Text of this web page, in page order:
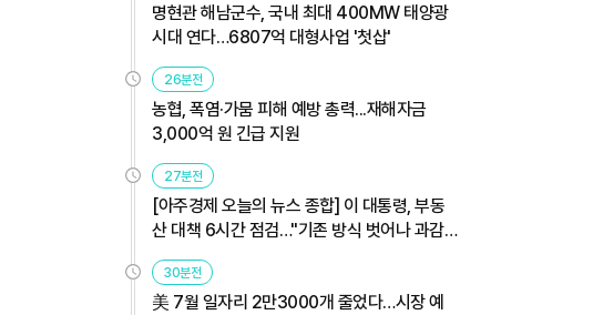
명현관 해남군수, 국내 최대 400MW 태양광
시대 연다…6807억 대형사업 '첫삽'
26분전
농협, 폭염·가뭄 피해 예방 총력...재해자금
3,000억 원 긴급 지원
27분전
[아주경제 오늘의 뉴스 종합] 이 대통령, 부동
산 대책 6시간 점검…"기존 방식 벗어나 과감
히 실행" 外
30분전
美 7월 일자리 2만3000개 줄었다…시장 예